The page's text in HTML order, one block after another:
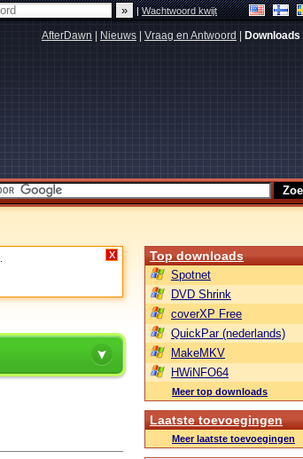
|Wachtwoord kwijt
AfterDawn Nieuws Vraag en Antwoord Downloads
X Top downloads
Spotnet
DVD Shrink
coverXP Free
QuickPar (nederlands)
MakeMKV
HWiNFO64
Meer top downloads
Laatste toevoegingen
Meer laatste toevoegingen